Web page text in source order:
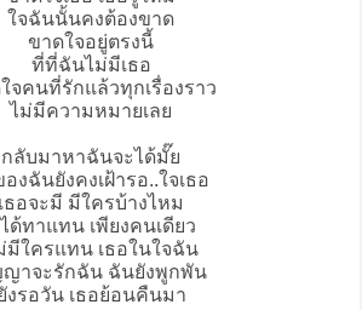
ใจฉันนั้นคงต้องขาด
ขาดใจอยู่ตรงนี้
ที่ที่ฉันไม่มีเธอ
จคนที่รักแล้วทุกเรื่องราว
ไม่มีความหมายเลย
กลับมาหาฉันจะได้มั๊ย
องฉันยังคงเฝ้ารอ..ใจเธอ
เธอจะมี มีใครบ้างไหม
ด้ทาแทน เพียงคนเดียว
มีใครแทน เธอในใจฉัน
าจะรักฉัน ฉันยังพูกพัน
งรอวัน เธอย้อนคืนมา